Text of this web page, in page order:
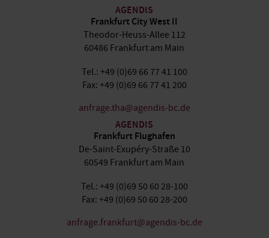
AGENDIS
Frankfurt City West II
Theodor-Heuss-Allee 112
60486 Frankfurt am Main
Tel.: +49 (0)69 66 77 41 100
Fax: +49 (0)69 66 77 41 200
anfrage.tha@agendis-bc.de
AGENDIS
Frankfurt Flughafen
De-Saint-Exupéry-Straße 10
60549 Frankfurt am Main
Tel.: +49 (0)69 50 60 28-100
Fax: +49 (0)69 50 60 28-200
anfrage.frankfurt@agendis-bc.de